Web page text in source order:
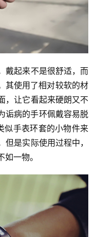
戴起来不是很舒适，而
其使用了相对较软的材
，让它看起来硬朗又不
诟病的手环佩戴容易脱
手表环套的小物件来
是实际使用过程中，
一物。